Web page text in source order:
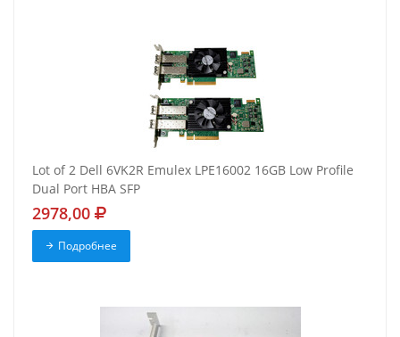
Lot of 2 Dell 6VK2R Emulex LPE16002 16GB Low Profile
Dual Port HBA SFP
2978,00
Подробнее